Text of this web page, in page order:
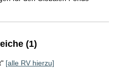
(1)
[alle RV hierzu]